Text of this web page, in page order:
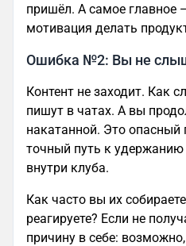
пришёл. А самое главное
мотивация делать
Ошибка №2: Вы не
Контент не заходит. Как
пишут в чатах. А вы
накатанной. Это
точный путь к
внутри клуба.
Как часто вы их
реагируете? Если не
причину в себе: